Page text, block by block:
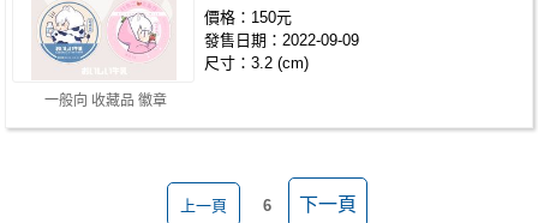
一般向 收藏品 徽章
價格：150元
發售日期：2022-09-09
尺寸：3.2 (cm)
上一頁 6 下一頁